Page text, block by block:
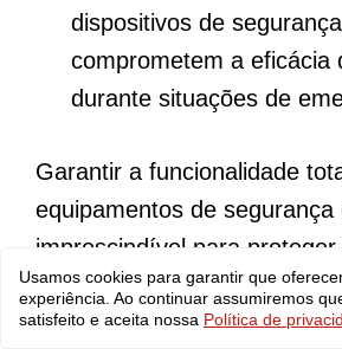
dispositivos de
comprometem a eficácia
durante situações de
Garantir a funcionalidade
equipamentos de segurança
imprescindível para
em caso de acidente, sendo
realizar inspeções regulares
Usamos cookies para garantir que
experiência. Ao continuar assumiremos
satisfeito e aceita nossa Política de